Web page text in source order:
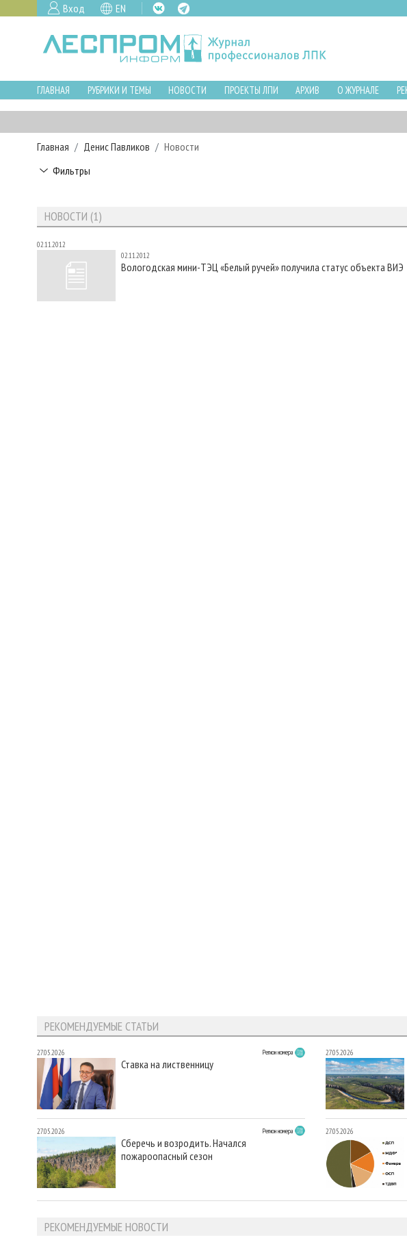
Вход EN
ГЛАВНАЯ РУБРИКИ И ТЕМЫ НОВОСТИ ПРОЕКТЫ ЛПИ АРХИВ О ЖУРНАЛЕ
Главная Денис Павликов
Новости
Фильтры
НОВОСТИ (1)
02.11.2012
02.11.2012
Вологодская мини-ТЭЦ «Белый ручей» получила статус объекта ВИЭ
РЕКОМЕНДУЕМЫЕ СТАТЬИ
27.05.2026 Регион номера
Ставка на лиственницу
27.05.2026 Регион номера
Сберечь и возродить. Начался
пожароопасный сезон
27.05.2026
27.05.2026
РЕКОМЕНДУЕМЫЕ НОВОСТИ